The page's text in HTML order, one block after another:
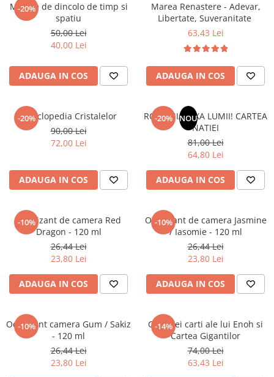
Clasa a IV-a
Clasa a V-a
Clasa a VI-a
Clasa a VIII-a
Clasa I
Limbi Straine
Povesti
Povesti - Basme - Legende
Realitatea Augmentata
Religie pentru copii
ScienceConnection
-20%
Mesaje de dincolo de timp si
spatiu
50,00 Lei
40,00 Lei
ADAUGA IN COS
Marea Renastere - Adevar,
Libertate, Suveranitate
63,43 Lei
ADAUGA IN COS
-20%
Enciclopedia Cristalelor
90,00 Lei
72,00 Lei
ADAUGA IN COS
-20% NOU
ROMANIA, AXA LUMII! CARTEA
NATIEI
81,00 Lei
64,80 Lei
ADAUGA IN COS
-10%
Odorizant de camera Red
Dragon - 120 ml
26,44 Lei
23,80 Lei
ADAUGA IN COS
-10%
Odorizant de camera Jasmine
/ Iasomie - 120 ml
26,44 Lei
23,80 Lei
ADAUGA IN COS
-10%
Odorizant camera Gum / Sakiz
- 120 ml
26,44 Lei
23,80 Lei
-14%
Cele trei carti ale lui Enoh si
Cartea Gigantilor
74,00 Lei
63,43 Lei